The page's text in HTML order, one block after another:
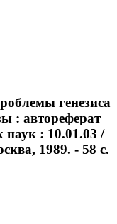
генезиса
: автореферат
наук : 10.01.03 /
1989. - 58 с.